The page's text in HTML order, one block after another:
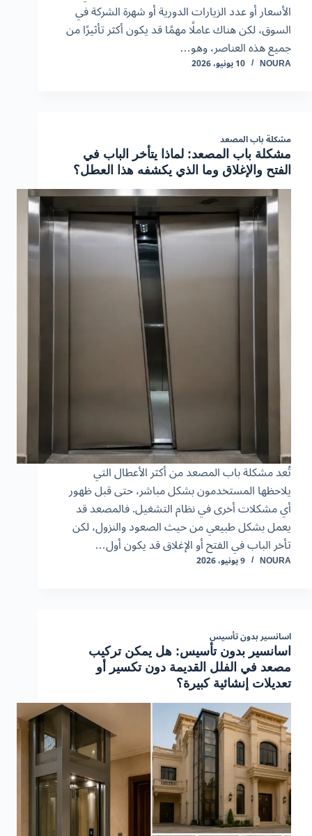
الأسعار أو عدد الزيارات الدورية أو شهرة الشركة في
السوق، لكن هناك عاملًا مهمًا قد يكون أكثر تأثيرًا من
جميع هذه العناصر، وهو…
NOURA 10 يونيو، 2026
مشكلة باب المصعد
مشكلة باب المصعد: لماذا يتأخر الباب في
الفتح والإغلاق وما الذي يكشفه هذا العطل؟
تُعد مشكلة باب المصعد من أكثر الأعطال التي
يلاحظها المستخدمون بشكل مباشر، حتى قبل ظهور
أي مشكلات أخرى في نظام التشغيل. فالمصعد قد
يعمل بشكل طبيعي من حيث الصعود والنزول، لكن
تأخر الباب في الفتح أو الإغلاق قد يكون أول…
NOURA 9 يونيو، 2026
اسانسير بدون تأسيس
اسانسير بدون تأسيس: هل يمكن تركيب
مصعد في الفلل القديمة دون تكسير أو
تعديلات إنشائية كبيرة؟